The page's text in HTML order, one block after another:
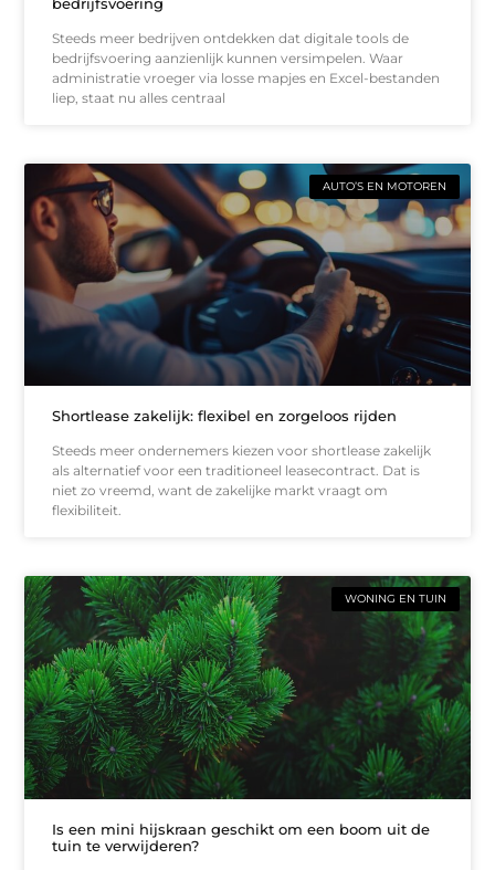
Steeds meer bedrijven ontdekken dat digitale tools de
bedrijfsvoering aanzienlijk kunnen versimpelen. Waar
administratie vroeger via losse mapjes en Excel-bestanden
liep, staat nu alles centraal
AUTO’S EN MOTOREN
Shortlease zakelijk: flexibel en zorgeloos rijden
Steeds meer ondernemers kiezen voor shortlease zakelijk
als alternatief voor een traditioneel leasecontract. Dat is
niet zo vreemd, want de zakelijke markt vraagt om
flexibiliteit.
WONING EN TUIN
Is een mini hijskraan geschikt om een boom uit de
tuin te verwijderen?